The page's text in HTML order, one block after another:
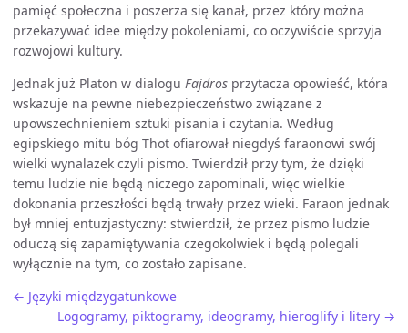
pamięć społeczna i poszerza się kanał, przez który można
przekazywać idee między pokoleniami, co oczywiście sprzyja
rozwojowi kultury.
Jednak już Platon w dialogu Fajdros przytacza opowieść, która
wskazuje na pewne niebezpieczeństwo związane z
upowszechnieniem sztuki pisania i czytania. Według
egipskiego mitu bóg Thot ofiarował niegdyś faraonowi swój
wielki wynalazek czyli pismo. Twierdził przy tym, że dzięki
temu ludzie nie będą niczego zapominali, więc wielkie
dokonania przeszłości będą trwały przez wieki. Faraon jednak
był mniej entuzjastyczny: stwierdził, że przez pismo ludzie
oduczą się zapamiętywania czegokolwiek i będą polegali
wyłącznie na tym, co zostało zapisane.
← Języki międzygatunkowe
Logogramy, piktogramy, ideogramy, hieroglify i litery →